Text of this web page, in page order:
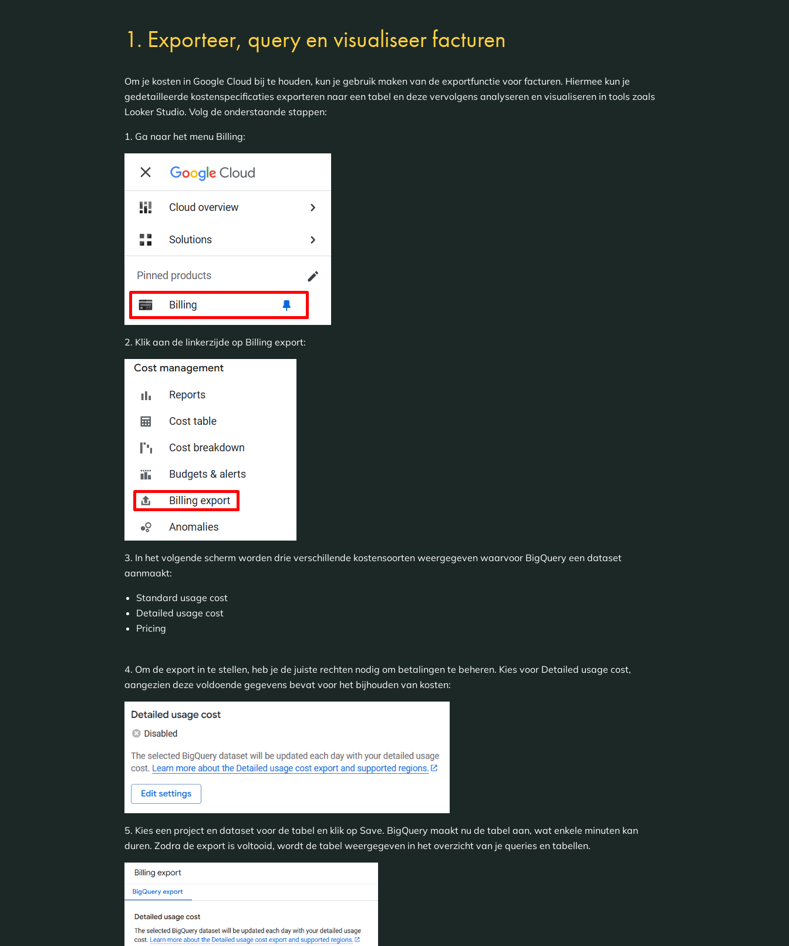
1. Exporteer, query en visualiseer facturen
Om je kosten in Google Cloud bij te houden, kun je gebruik maken van de exportfunctie voor facturen. Hiermee kun je
gedetailleerde kostenspecificaties exporteren naar een tabel en deze vervolgens analyseren en visualiseren in tools zoals
Looker Studio. Volg de onderstaande stappen:
1. Ga naar het menu Billing:
2. Klik aan de linkerzijde op Billing export:
3. In het volgende scherm worden drie verschillende kostensoorten weergegeven waarvoor BigQuery een dataset
aanmaakt:
Standard usage cost
Detailed usage cost
Pricing
4. Om de export in te stellen, heb je de juiste rechten nodig om betalingen te beheren. Kies voor Detailed usage cost,
aangezien deze voldoende gegevens bevat voor het bijhouden van kosten:
5. Kies een project en dataset voor de tabel en klik op Save. BigQuery maakt nu de tabel aan, wat enkele minuten kan
duren. Zodra de export is voltooid, wordt de tabel weergegeven in het overzicht van je queries en tabellen.